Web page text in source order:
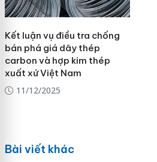
Kết luận vụ điều tra chống
bán phá giá dây thép
carbon và hợp kim thép
xuất xứ Việt Nam
11/12/2025
Bài viết khác